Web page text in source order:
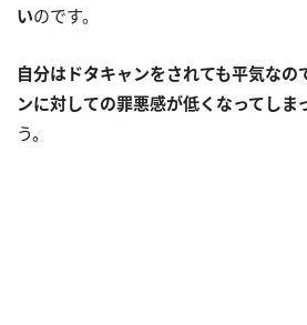
いのです。
自分はドタキャンをされても平気なの
ンに対しての罪悪感が低くなってしま
う。